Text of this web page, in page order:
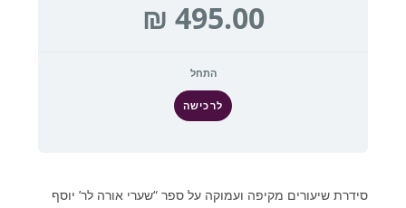
התחל
לרכישה
סידרת שיעורים מקיפה ועמוקה על ספר “שערי אורה לר’ יוסף